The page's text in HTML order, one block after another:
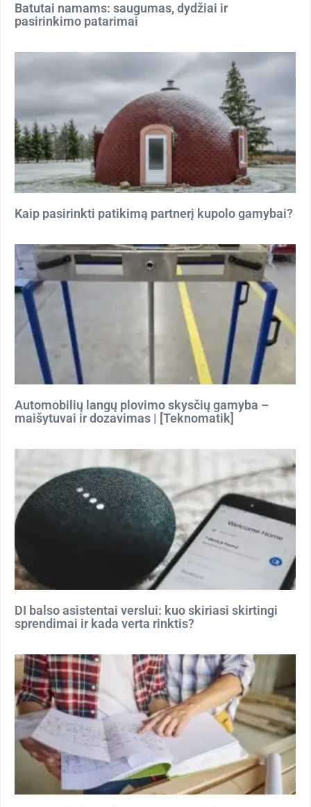
Batutai namams: saugumas, dydžiai ir
pasirinkimo patarimai
Kaip pasirinkti patikimą partnerį kupolo gamybai?
Automobilių langų plovimo skysčių gamyba –
maišytuvai ir dozavimas | [Teknomatik]
DI balso asistentai verslui: kuo skiriasi skirtingi
sprendimai ir kada verta rinktis?